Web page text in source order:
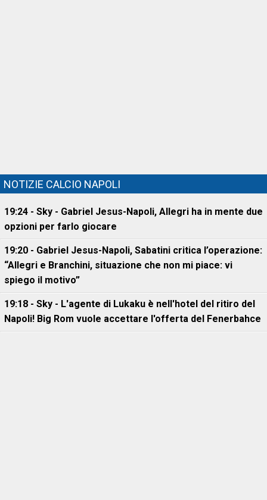
NOTIZIE CALCIO NAPOLI
19:24 - Sky - Gabriel Jesus-Napoli, Allegri ha in mente due
opzioni per farlo giocare
19:20 - Gabriel Jesus-Napoli, Sabatini critica l’operazione:
“Allegri e Branchini, situazione che non mi piace: vi
spiego il motivo”
19:18 - Sky - L'agente di Lukaku è nell'hotel del ritiro del
Napoli! Big Rom vuole accettare l'offerta del Fenerbahce